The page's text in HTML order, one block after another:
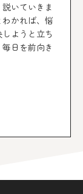
いていきま
かれば、悩
ようと立ち
日を前向き